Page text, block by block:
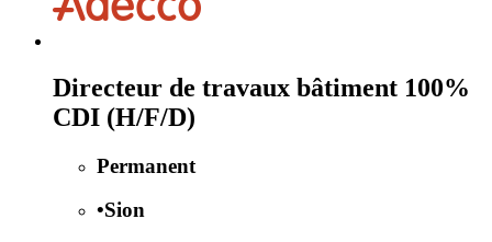
Directeur de travaux bâtiment 100%
CDI (H/F/D)
Permanent
•Sion